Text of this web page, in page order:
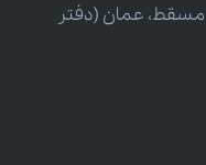
موج 335، خیابان 6، مسقط، عمان (دفتر